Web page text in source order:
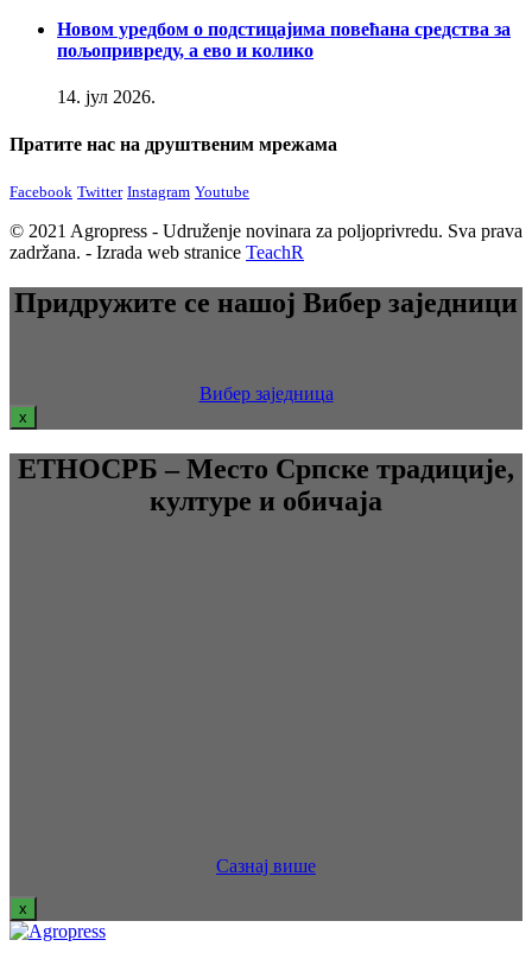
Новом уредбом о подстицајима повећана средства за
пољопривреду, а ево и колико
14. јул 2026.
Пратите нас на друштвеним мрежама
Facebook Twitter Instagram Youtube
© 2021 Agropress - Udruženje novinara za poljoprivredu. Sva prava
zadržana. - Izrada web stranice TeachR
Придружите се нашој Вибер заједници
Вибер заједница
x
ЕТНОСРБ – Место Српске традиције,
културе и обичаја
Сазнај више
x